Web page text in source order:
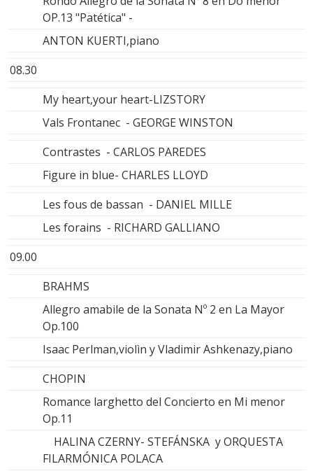
OP.13 "Patética" -
ANTON KUERTI,piano
08.30
My heart,your heart-LIZSTORY
Vals Frontanec - GEORGE WINSTON
Contrastes - CARLOS PAREDES
Figure in blue- CHARLES LLOYD
Les fous de bassan - DANIEL MILLE
Les forains - RICHARD GALLIANO
09.00
BRAHMS
Allegro amabile de la Sonata Nº 2 en La Mayor
Op.100
Isaac Perlman,violìn y Vladimir Ashkenazy,piano
CHOPIN
Romance larghetto del Concierto en Mi menor
Op.11
HALINA CZERNY- STEFÁNSKA y ORQUESTA
FILARMÓNICA POLACA